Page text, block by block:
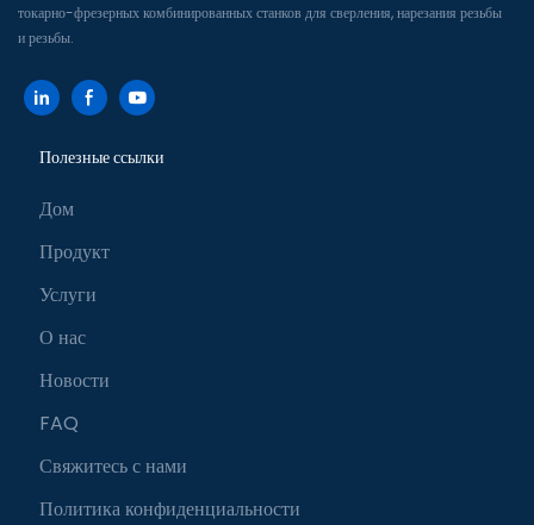
токарно-фрезерных комбинированных станков для сверления, нарезания резьбы
и резьбы.
Полезные ссылки
Дом
Продукт
Услуги
О нас
Новости
FAQ
Свяжитесь с нами
Политика конфиденциальности